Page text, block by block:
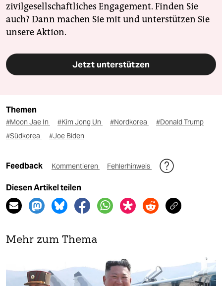
zivilgesellschaftliches Engagement. Finden Sie
auch? Dann machen Sie mit und unterstützen Sie
unsere Aktion.
Jetzt unterstützen
Themen
#Moon Jae In #Kim Jong Un #Nordkorea
#Donald Trump
#Südkorea
#Joe Biden
Feedback Kommentieren Fehlerhinweis
Diesen Artikel teilen
Mehr zum Thema